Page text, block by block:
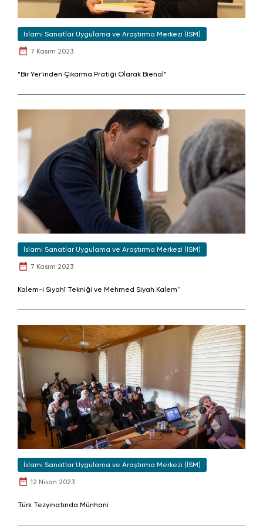
İslami Sanatlar Uygulama ve Araştırma Merkezi (İSM)
7 Kasım 2023
“Bir Yer’inden Çıkarma Pratiği Olarak Bienal”
İslami Sanatlar Uygulama ve Araştırma Merkezi (İSM)
7 Kasım 2023
Kalem-i Siyahî Tekniği ve Mehmed Siyah Kalem''
İslami Sanatlar Uygulama ve Araştırma Merkezi (İSM)
12 Nisan 2023
Türk Tezyinatında Münhani